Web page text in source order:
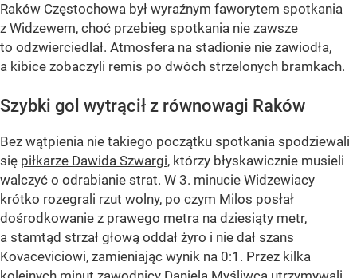
Raków Częstochowa był wyraźnym faworytem spotkania
z Widzewem, choć przebieg spotkania nie zawsze
to odzwierciedlał. Atmosfera na stadionie nie zawiodła,
a kibice zobaczyli remis po dwóch strzelonych bramkach.
Szybki gol wytrącił z równowagi Raków
Bez wątpienia nie takiego początku spotkania spodziewali
się piłkarze Dawida Szwargi, którzy błyskawicznie musieli
walczyć o odrabianie strat. W 3. minucie Widzewiacy
krótko rozegrali rzut wolny, po czym Milos posłał
dośrodkowanie z prawego metra na dziesiąty metr,
a stamtąd strzał głową oddał żyro i nie dał szans
Kovaceviciowi, zamieniając wynik na 0:1. Przez kilka